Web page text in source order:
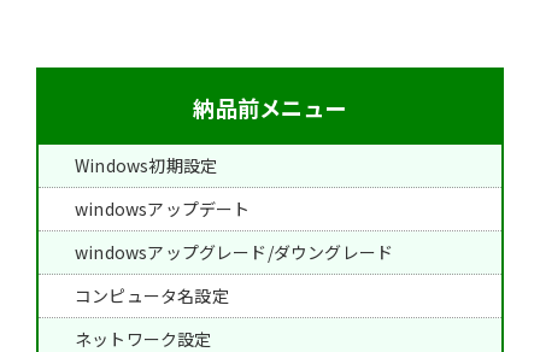
納品前メニュー
Windows初期設定
windowsアップデート
windowsアップグレード/ダウングレード
コンピュータ名設定
ネットワーク設定